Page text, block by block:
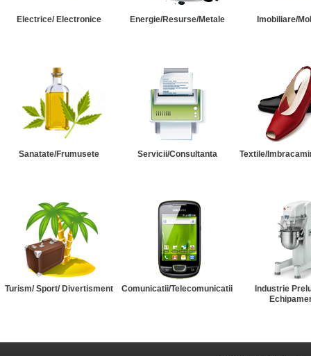
Electrice/ Electronice Energie/Resurse/Metale Imobiliare/
Sanatate/Frumusete Servicii/Consultanta Textile/
Turism/ Sport/ Divertisment Comunicatii/Telecomunicatii
Industrie